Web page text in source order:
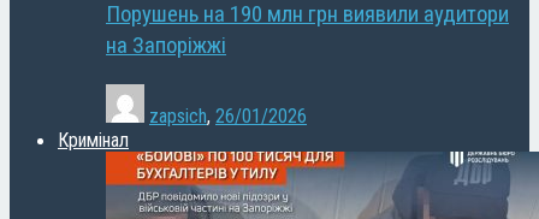
Порушень на 190 млн грн виявили аудитори
на Запоріжжі
zapsich, 26/01/2026
Кримінал